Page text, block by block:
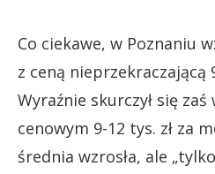
Co ciekawe, w Poznaniu
z ceną nieprzekraczającą
Wyraźnie skurczył się
cenowym 9-12 tys. zł za
średnia wzrosła, ale